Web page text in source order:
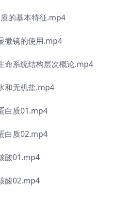
的基本特征.mp4
微镜的使用.mp4
命系统结构层次概论.mp4
和无机盐.mp4
白质01.mp4
白质02.mp4
酸01.mp4
酸02.mp4